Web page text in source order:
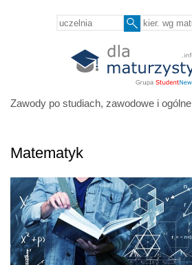
Zawody po studiach, zawodowe i ogólne
Matematyk